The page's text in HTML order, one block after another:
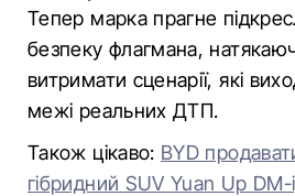
Тепер марка прагне
безпеку флагмана,
витримати сценарії, які
межі реальних ДТП.
Також цікаво: BYD
гібридний SUV Yuan Up